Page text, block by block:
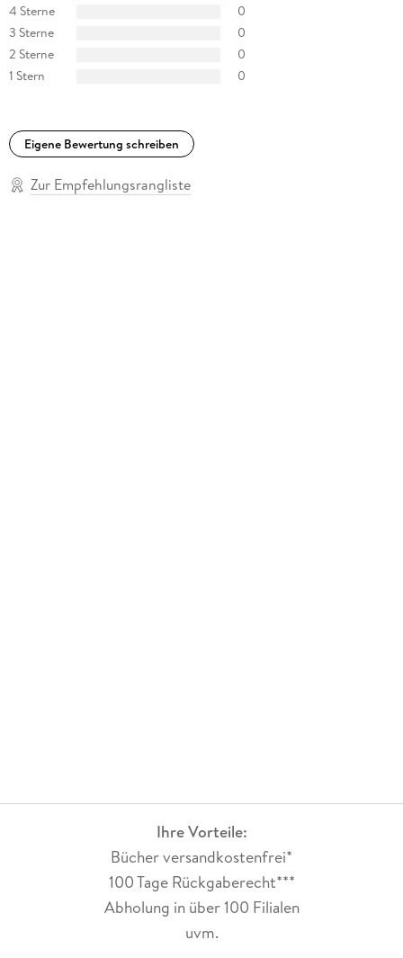
4 Sterne
0
3 Sterne
0
2 Sterne
0
1 Stern
0
Eigene Bewertung schreiben
Zur Empfehlungsrangliste
Ihre Vorteile:
Bücher versandkostenfrei*
100 Tage Rückgaberecht***
Abholung in über 100 Filialen
uvm.